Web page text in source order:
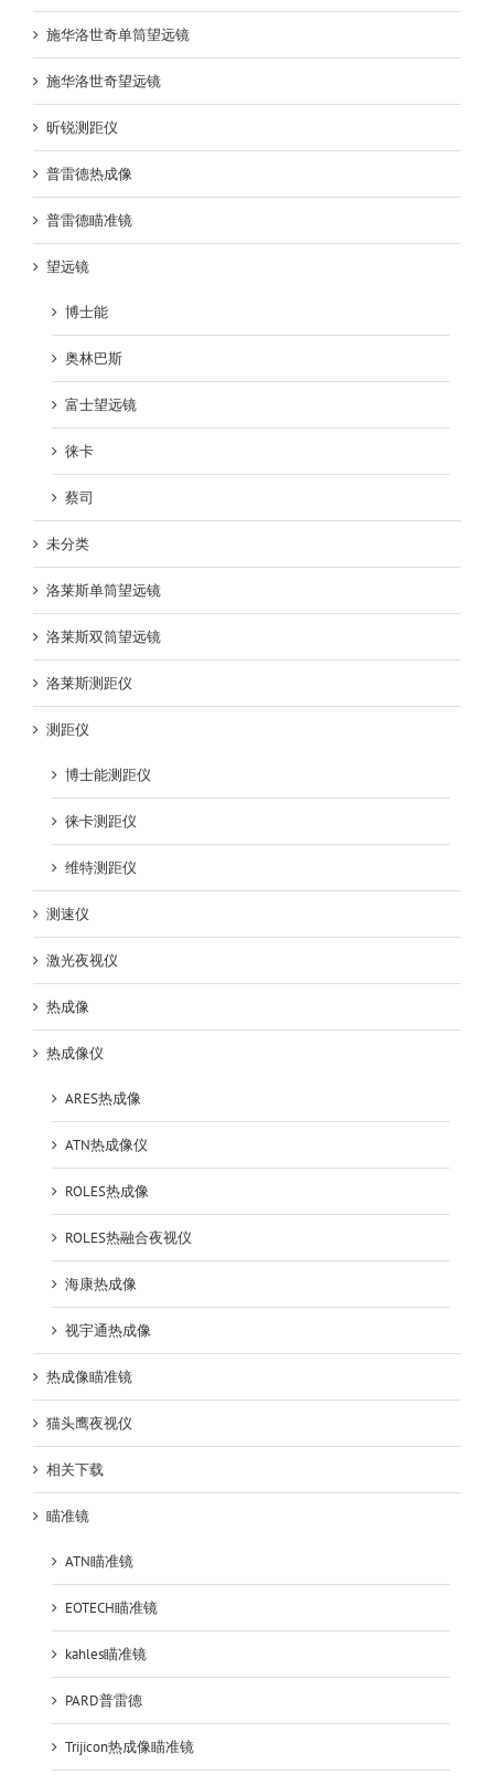
施华洛世奇单筒望远镜
施华洛世奇望远镜
昕锐测距仪
普雷德热成像
普雷德瞄准镜
望远镜
博士能
奥林巴斯
富士望远镜
徕卡
蔡司
未分类
洛莱斯单筒望远镜
洛莱斯双筒望远镜
洛莱斯测距仪
测距仪
博士能测距仪
徕卡测距仪
维特测距仪
测速仪
激光夜视仪
热成像
热成像仪
ARES热成像
ATN热成像仪
ROLES热成像
ROLES热融合夜视仪
海康热成像
视宇通热成像
热成像瞄准镜
猫头鹰夜视仪
相关下载
瞄准镜
ATN瞄准镜
EOTECH瞄准镜
kahles瞄准镜
PARD普雷德
Trijicon热成像瞄准镜